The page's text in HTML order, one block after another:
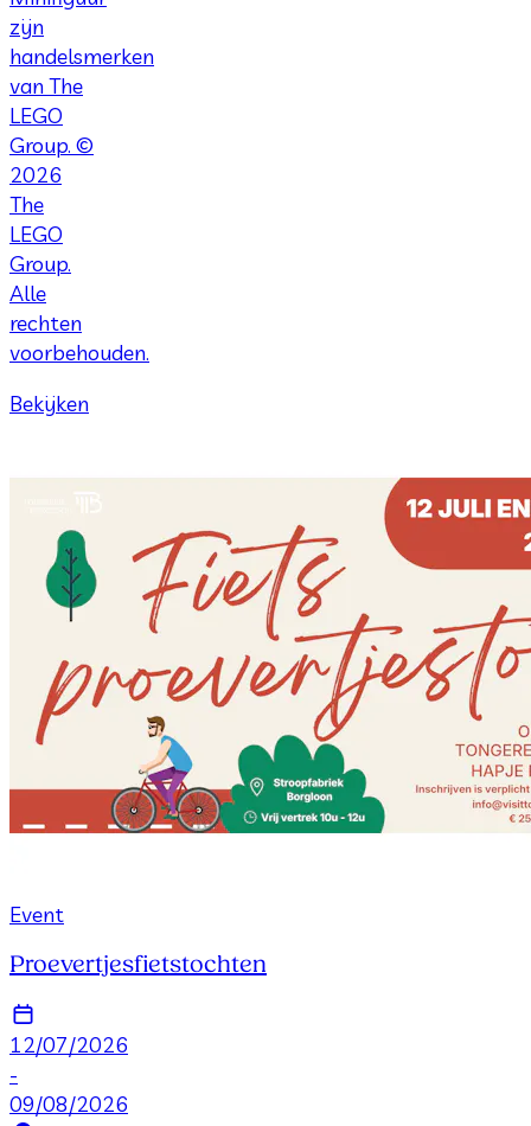
zijn
handelsmerken
van The
LEGO
Group. ©
2026
The
LEGO
Group.
Alle
rechten
voorbehouden.
Bekijken
Event
Proevertjesfietstochten
12/07/2026
-
09/08/2026